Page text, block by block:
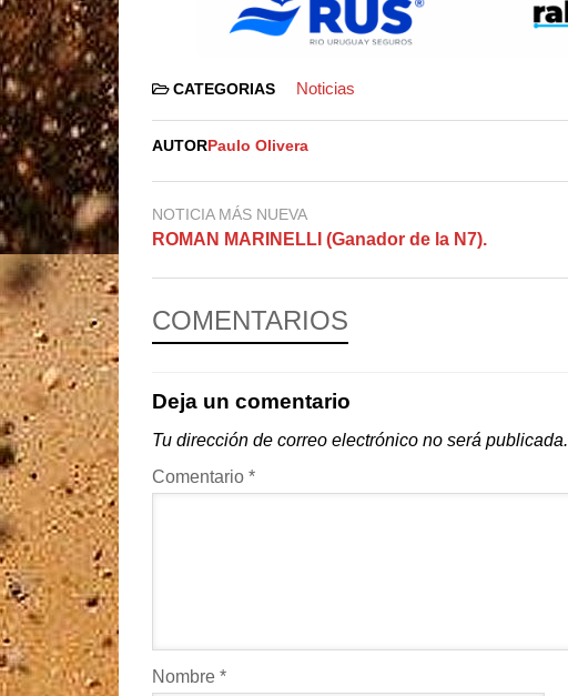
CATEGORIAS Noticias
AUTOR Paulo Olivera
NOTICIA MÁS NUEVA
ROMAN MARINELLI (Ganador de la N7).
COMENTARIOS
Deja un comentario
Tu dirección de correo electrónico no será publicada.
Comentario *
Nombre *